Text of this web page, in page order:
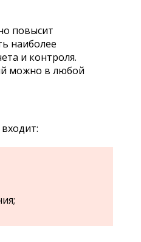
повысит
наиболее
и контроля.
можно в любой